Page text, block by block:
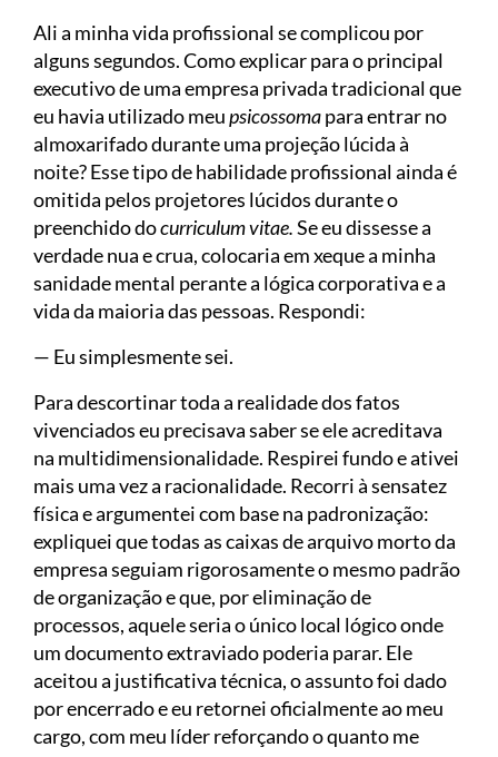
Ali a minha vida profissional se complicou por
alguns segundos. Como explicar para o principal
executivo de uma empresa privada tradicional que
eu havia utilizado meupsicossomapara entrar no
almoxarifado durante uma projeção lúcida à
noite? Esse tipo de habilidade profissional ainda é
omitida pelos projetores lúcidos durante o
preenchido docurriculum vitae.Se eu dissesse a
verdade nua e crua, colocaria em xeque a minha
sanidade mental perante a lógica corporativa e a
vida da maioria das pessoas. Respondi:
— Eu simplesmente sei.
Para descortinar toda a realidade dos fatos
vivenciados eu precisava saber se ele acreditava
na multidimensionalidade. Respirei fundo e ativei
mais uma vez a racionalidade. Recorri à sensatez
física e argumentei com base na padronização:
expliquei que todas as caixas de arquivo morto da
empresa seguiam rigorosamente o mesmo padrão
de organização e que, por eliminação de
processos, aquele seria o único local lógico onde
um documento extraviado poderia parar. Ele
aceitou a justificativa técnica, o assunto foi dado
por encerrado e eu retornei oficialmente ao meu
cargo, com meu líder reforçando o quanto me